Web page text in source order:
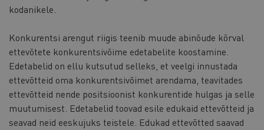
kodanikele.
Konkurentsi arengut riigis teenib muude abinõude kõrval
ettevõtete konkurentsivõime edetabelite koostamine.
Edetabelid on ellu kutsutud selleks, et veelgi innustada
ettevõtteid oma konkurentsivõimet arendama, teavitades
ettevõtteid nende positsioonist konkurentide hulgas ja selle
muutumisest. Edetabelid toovad esile edukaid ettevõtteid ja
seavad neid eeskujuks teistele. Edukad ettevõtted saavad